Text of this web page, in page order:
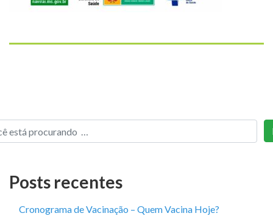
Posts recentes
Cronograma de Vacinação – Quem Vacina Hoje?